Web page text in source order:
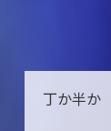
丁か半か